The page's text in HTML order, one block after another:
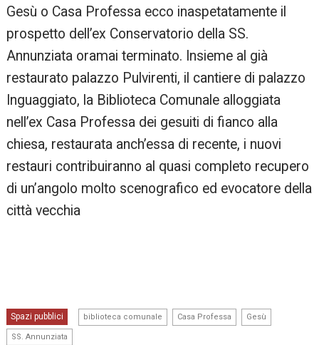
Gesù o Casa Professa ecco inaspetatamente il
prospetto dell’ex Conservatorio della SS.
Annunziata oramai terminato. Insieme al già
restaurato palazzo Pulvirenti, il cantiere di palazzo
Inguaggiato, la Biblioteca Comunale alloggiata
nell’ex Casa Professa dei gesuiti di fianco alla
chiesa, restaurata anch’essa di recente, i nuovi
restauri contribuiranno al quasi completo recupero
di un’angolo molto scenografico ed evocatore della
città vecchia
Spazi pubblici biblioteca comunale Casa Professa Gesù
SS. Annunziata